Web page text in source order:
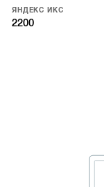
ЯНДЕКС ИКС
2200